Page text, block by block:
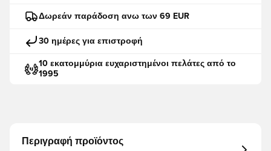
Δωρεάν παράδοση ανω των 69 EUR
30 ημέρες για επιστροφή
10 εκατομμύρια ευχαριστημένοι πελάτες από το
1995
Περιγραφή προϊόντος